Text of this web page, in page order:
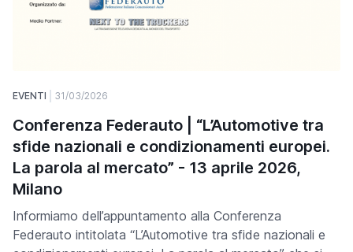
EVENTI 31/03/2026
Conferenza Federauto | “L’Automotive tra
sfide nazionali e condizionamenti europei.
La parola al mercato” - 13 aprile 2026,
Milano
Informiamo dell’appuntamento alla Conferenza
Federauto intitolata “L’Automotive tra sfide nazionali e